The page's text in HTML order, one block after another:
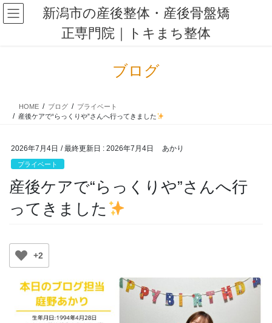
コ
ン
ナ
ビ
新潟市の産後整体・産後骨盤矯
正専門院｜トキまち整体
ブログ
HOME ブログ
プライベート
産後ケアで“らっくりや”さんへ行ってきました
2026年7月4日 / 最終更新日 : 2026年7月4日 あかり
プライベート
産後ケアで“らっくりや”さんへ行
ってきました
+2